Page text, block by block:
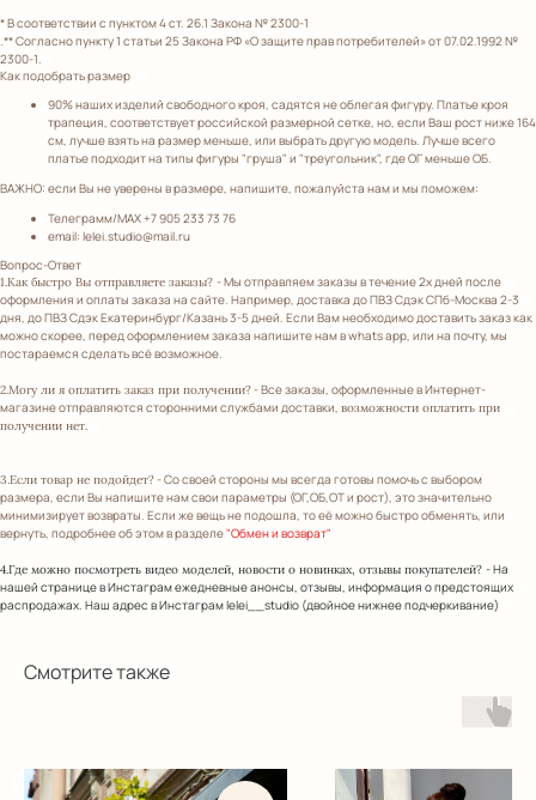
* В соответствии с пунктом 4 ст. 26.1 Закона № 2300-1
.** Согласно пункту 1 статьи 25 Закона РФ «О защите прав потребителей» от 07.02.1992 №
2300-1.
Как подобрать размер
90% наших изделий свободного кроя, садятся не облегая фигуру. Платье кроя
трапеция, соответствует российской размерной сетке, но, если Ваш рост ниже 164
см, лучше взять на размер меньше, или выбрать другую модель. Лучше всего
платье подходит на типы фигуры "груша" и "треугольник", где ОГ меньше ОБ.
ВАЖНО: если Вы не уверены в размере, напишите, пожалуйста нам и мы поможем:
Телеграмм/MAX +7 905 233 73 76
email: lelei.studio@mail.ru
Вопрос-Ответ
1.Как быстро Вы отправляете заказы? - Мы отправляем заказы в течение 2х дней после
оформления и оплаты заказа на сайте. Например, доставка до ПВЗ Сдэк СПб-Москва 2-3
дня, до ПВЗ Сдэк Екатеринбург/Казань 3-5 дней. Если Вам необходимо доставить заказ как
можно скорее, перед оформлением заказа напишите нам в whats app, или на почту, мы
постараемся сделать всё возможное.
2.Могу ли я оплатить заказ при получении?- Все заказы, оформленные в Интернет-
магазине отправляются сторонними службами доставки, возможности оплатить при
получении нет.
3.Если товар не подойдет?- Со своей стороны мы всегда готовы помочь с выбором
размера, если Вы напишите нам свои параметры (ОГ,ОБ,ОТ и рост), это значительно
минимизирует возвраты. Если же вещь не подошла, то её можно быстро обменять, или
вернуть, подробнее об этом в разделе"Обмен и возврат"
4.Где можно посмотреть видео моделей, новости о новинках, отзывы покупателей? - На
нашей странице в Инстаграм ежедневные анонсы, отзывы, информация о предстоящих
распродажах. Наш адрес в Инстаграм lelei__studio (двойное нижнее подчеркивание)
Смотрите также